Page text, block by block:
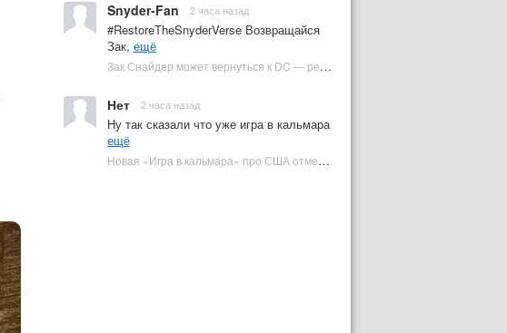
Snyder-Fan 2 часа назад
#RestoreTheSnyderVerse Возвращайся
Зак, ещё
Зак Снайдер может вернуться к DC — режиссер общался с Warner Bros. (фото) | Plugged In Ru
Нет 2 часа назад
Ну так сказали что уже игра в кальмара
ещё
Новая «Игра в кальмара» про США отменена | Plugged In Ru